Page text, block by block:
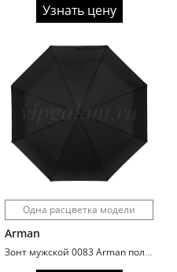
Узнать цену
Одна расцветка модели
Arman
Зонт мужской 0083 Arman полный автомат ручка гольф